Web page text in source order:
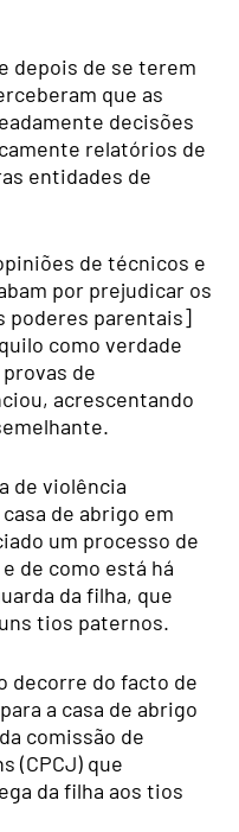
depois de se terem
que as
decisões
relatórios de
entidades de
de técnicos e
por prejudicar os
poderes parentais]
como verdade
de
acrescentando
de violência
de abrigo em
um processo de
de como está há
da filha, que
tios paternos.
decorre do facto de
a casa de abrigo
comissão de
(CPCJ) que
da filha aos tios